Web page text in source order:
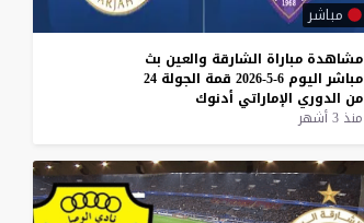
مباشر
مشاهدة مباراة الشارقة والعين بث
مباشر اليوم 6-5-2026 قمة الجولة 24
من الدوري الإماراتي أدنوك
منذ 3 أشهر